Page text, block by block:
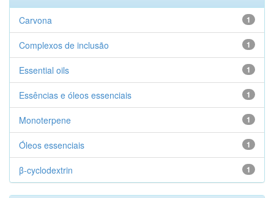
1
Carvona
1
Complexos de inclusão
1
Essential oils
1
Essências e óleos essenciais
1
Monoterpene
1
Óleos essenciais
1
β-cyclodextrin